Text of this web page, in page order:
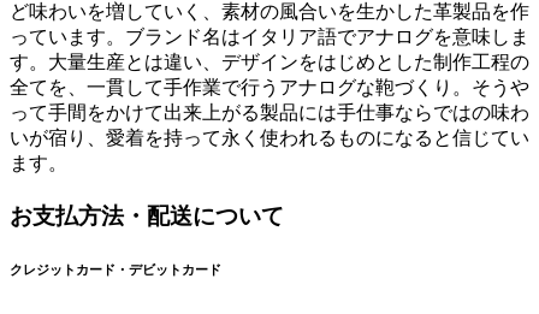
数
の
バ
リ
エ
ー
ン
あ
ど味わいを増していく、素材の風合いを生かした革製品を作
っています。ブランド名はイタリア語でアナログを意味しま
す。大量生産とは違い、デザインをはじめとした制作工程の
全てを、一貫して手作業で行うアナログな鞄づくり。そうや
って手間をかけて出来上がる製品には手仕事ならではの味わ
いが宿り、愛着を持って永く使われるものになると信じてい
ます。
お支払方法・配送について
クレジットカード・デビットカード